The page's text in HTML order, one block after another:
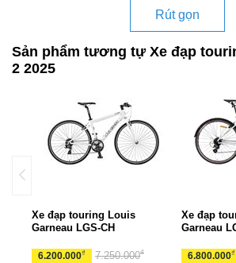
Rút gọn
Sản phẩm tương tự Xe đạp
2 2025
Xe đạp touring Louis
Garneau LGS-CH
6.200.000₫ 7.250.000₫
Xe đạp
Garneau
6.800.000₫